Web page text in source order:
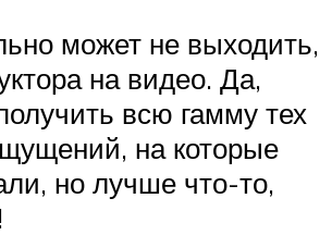
может не выходить,
на видео. Да,
всю гамму тех
на которые
но лучше что-то,